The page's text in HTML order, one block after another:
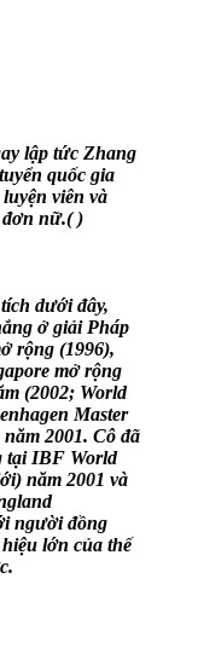
lập tức Zhang
quốc gia
viên và
nữ.( )
dưới đây,
ở giải Pháp
rộng (1996),
mở rộng
(2002; World
Master
2001. Cô đã
tại IBF World
năm 2001 và
người đồng
lớn của thế